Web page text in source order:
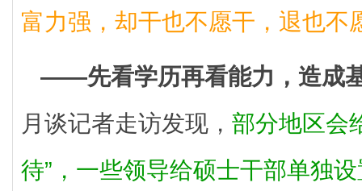
富力强，却干也不愿干，退也不
——先看学历再看能力，造成
月谈记者走访发现， 部分地区会
待”，一些领导给硕士干部单独